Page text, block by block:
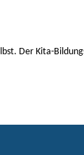
Der Kita-